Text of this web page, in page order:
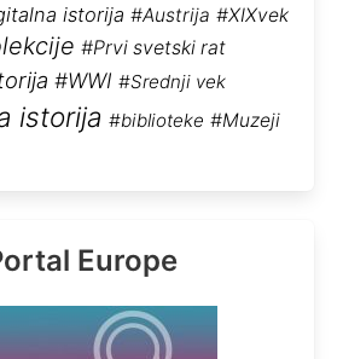
istorija #Austrija #XIXvek
#Prvi svetski rat
#WWI #Srednji vek
istorija #biblioteke #Muzeji
Europe